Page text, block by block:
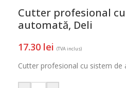
Cutter profesional
automată, Deli
17.30 lei (TVA inclus)
Cutter profesional cu sistem